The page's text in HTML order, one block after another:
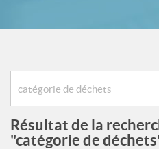
Résultat de la
"catégorie de